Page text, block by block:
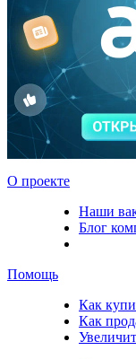
О проекте
Наши
Блог
Помощь
Как
Как